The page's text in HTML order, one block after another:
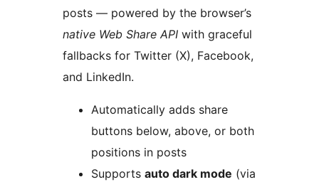
posts — powered by the browser’s
native Web Share API with graceful
fallbacks for Twitter (X), Facebook,
and LinkedIn.
Automatically adds share
buttons below, above, or both
positions in posts
Supports auto dark mode (via